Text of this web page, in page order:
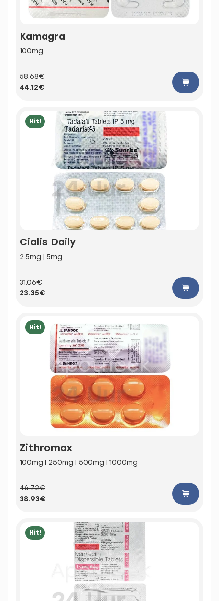
Kamagra
100mg
58.68€
44.12€
Hit!
Cialis Daily
2.5mg | 5mg
31.06€
23.35€
Hit!
Zithromax
100mg | 250mg | 500mg | 1000mg
46.72€
38.93€
Hit!